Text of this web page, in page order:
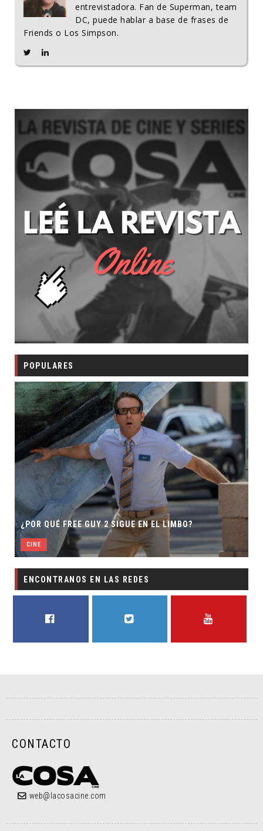
entrevistadora. Fan de Superman, team
DC, puede hablar a base de frases de
Friends o Los Simpson.
POPULARES
¿POR QUÉ FREE GUY 2 SIGUE EN EL LIMBO?
CINE
ENCONTRANOS EN LAS REDES
CONTACTO
web@lacosacine.com